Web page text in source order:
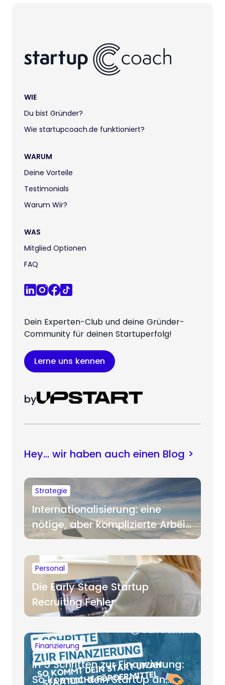
WIE
Du bist Gründer?
Wie startupcoach.de funktioniert?
WARUM
Deine Vorteile
Testimonials
Warum Wir?
WAS
Mitglied Optionen
FAQ
Dein Experten-Club und deine Gründer-
Community für deinen Startuperfolg!
Lerne uns kennen
by
Hey… wir haben auch einen Blog >
Strategie
Internationalisierung: eine
nötige, aber komplizierte Arbeit
für Startups
Personal
Die Early Stage Startup
Recruiting Fehler
Finanzierung
In 5 Schritten zur Finanzierung:
So kommt dein StartUp an